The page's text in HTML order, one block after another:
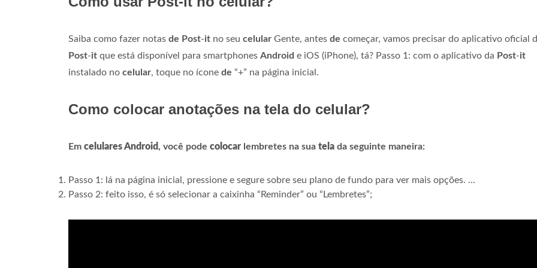
Saiba como fazer notas de Post-it no seu celular Gente, antes de começar, vamos precisar do aplicativo oficial
Post-it que está disponível para smartphones Android e iOS (iPhone), tá? Passo 1: com o aplicativo da Post-it
instalado no celular, toque no ícone de “+” na página inicial.
Como colocar anotações na tela do celular?
Em celulares Android, você pode colocar lembretes na sua tela da seguinte maneira:
Passo 1: lá na página inicial, pressione e segure sobre seu plano de fundo para ver mais opções. ...
Passo 2: feito isso, é só selecionar a caixinha “Reminder” ou “Lembretes”;